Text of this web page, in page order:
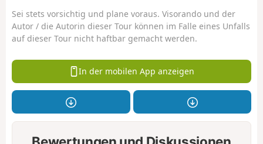
Sei stets vorsichtig und plane voraus. Visorando und der
Autor / die Autorin dieser Tour können im Falle eines Unfalls
auf dieser Tour nicht haftbar gemacht werden.
In der mobilen App anzeigen